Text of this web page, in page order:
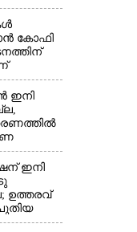
കോഫി
കോടിയുടെ
അത്'
ഇനി
ഇനി
ഉത്തരവ്